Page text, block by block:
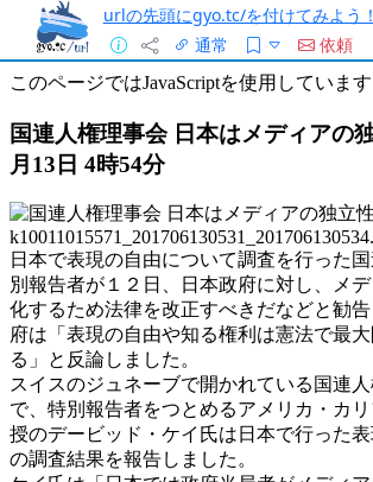
urlの先頭にgyo.tc/を付けてみよう！
通常
依頼